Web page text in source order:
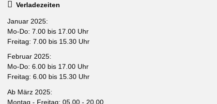
Verladezeiten
Januar 2025:
Mo-Do: 7.00 bis 17.00 Uhr
Freitag: 7.00 bis 15.30 Uhr
Februar 2025:
Mo-Do: 6.00 bis 17.00 Uhr
Freitag: 6.00 bis 15.30 Uhr
Ab März 2025:
Montag - Freitag: 05.00 - 20.00